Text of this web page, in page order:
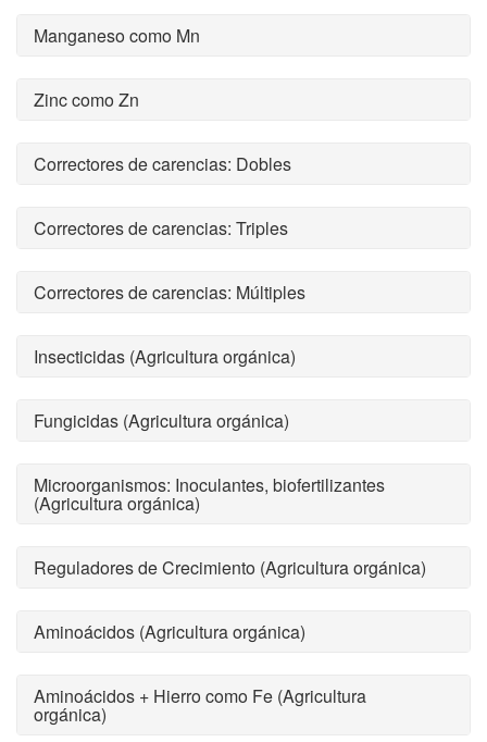
Manganeso como Mn
Zinc como Zn
Correctores de carencias: Dobles
Correctores de carencias: Triples
Correctores de carencias: Múltiples
Insecticidas (Agricultura orgánica)
Fungicidas (Agricultura orgánica)
Microorganismos: Inoculantes, biofertilizantes
(Agricultura orgánica)
Reguladores de Crecimiento (Agricultura orgánica)
Aminoácidos (Agricultura orgánica)
Aminoácidos + Hierro como Fe (Agricultura
orgánica)